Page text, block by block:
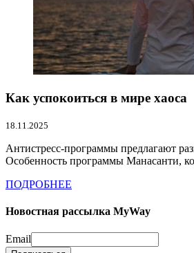
Как успокоиться в мире хаоса
18.11.2025
Антистресс-программы предлагают
Особенность программы Манасанти,
ПОДРОБНЕЕ
Новостная рассылка MyWay
Email